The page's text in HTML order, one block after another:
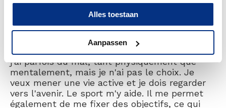
Alles toestaan
Aanpassen
stronger
"Je dois aller de l'avant et j'en suis conscient.
Ma devise est "What doesn't kill you makes
you stronger". Ce n'est pas toujours facile et
j'ai parfois du mal, tant physiquement que
mentalement, mais je n'ai pas le choix. Je
veux mener une vie active et je dois regarder
vers l'avenir. Le sport m'y aide. Il me permet
également de me fixer des objectifs, ce qui